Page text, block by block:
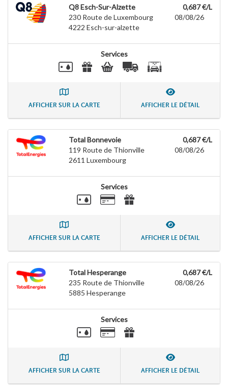
Q8 Esch-Sur-Alzette
230 Route de Luxembourg
4222 Esch-sur-alzette
0,687 €/L
08/08/26
Services
AFFICHER SUR LA CARTE AFFICHER LE DÉTAIL
Total Bonnevoie
119 Route de Thionville
2611 Luxembourg
0,687 €/L
08/08/26
Services
AFFICHER SUR LA CARTE AFFICHER LE DÉTAIL
Total Hesperange
235 Route de Thionville
5885 Hesperange
0,687 €/L
08/08/26
Services
AFFICHER SUR LA CARTE AFFICHER LE DÉTAIL